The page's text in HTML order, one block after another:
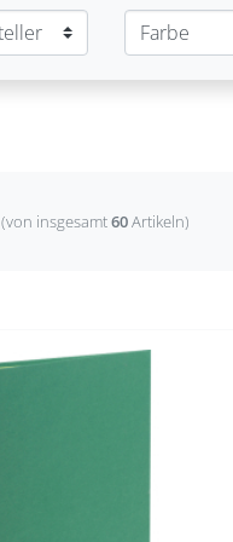
(von insgesamt60Artikeln)